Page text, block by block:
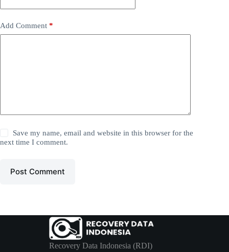
Add Comment *
Save my name, email and website in this browser for the
next time I comment.
Post Comment
Recovery Data Indonesia (RDI)